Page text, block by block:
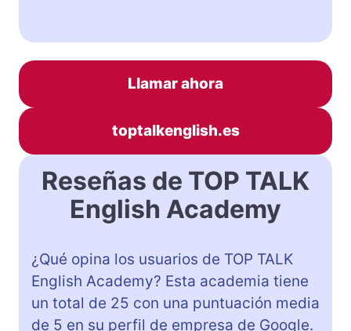
Llamar ahora
toptalkenglish.es
Reseñas de TOP TALK
English Academy
¿Qué opina los usuarios de TOP TALK
English Academy? Esta academia tiene
un total de 25 con una puntuación media
de 5 en su perfil de empresa de Google.